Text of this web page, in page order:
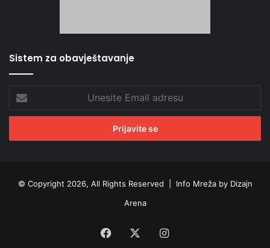
Sistem za obavještavanje
Email
adresu
© Copyright 2026, All Rights Reserved | Info Mreža by Dizajn
Arena
Facebook Instagram